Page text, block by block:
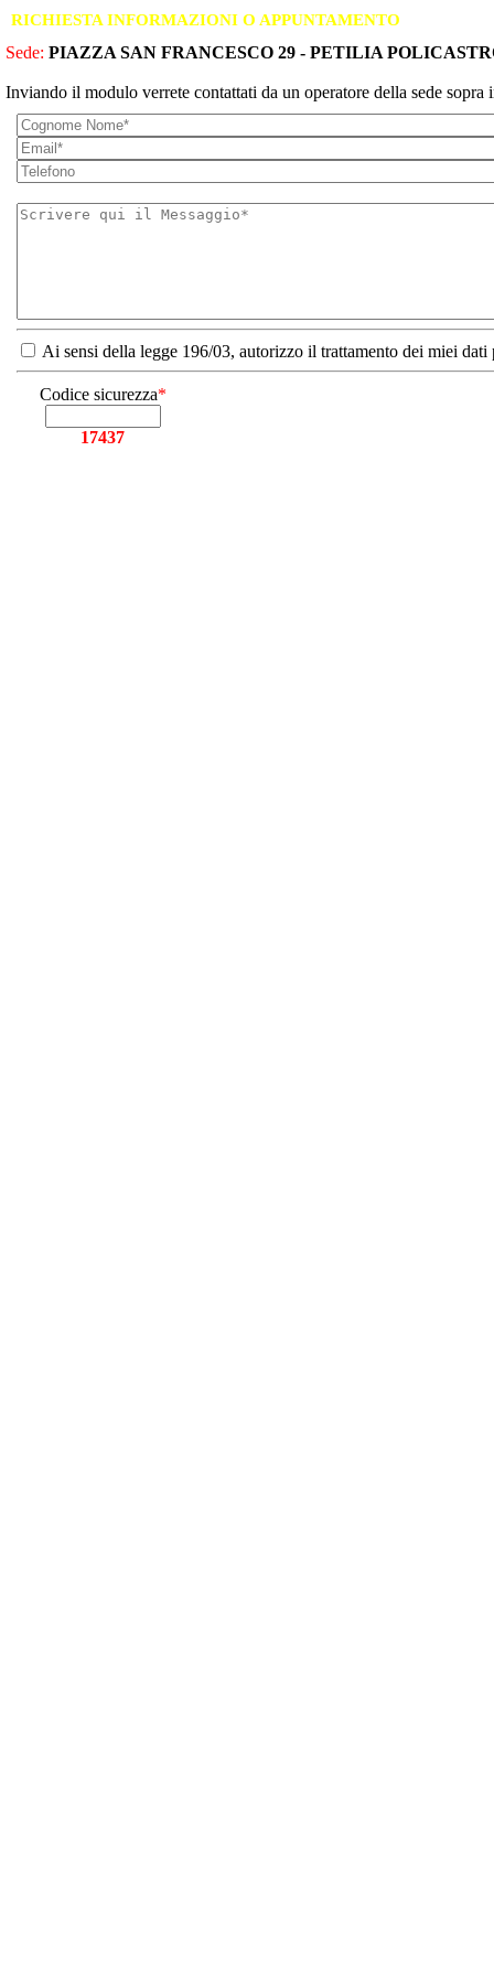
RICHIESTA INFORMAZIONI O APPUNTAMENTO
Sede: PIAZZA SAN FRANCESCO 29 - PETILIA
Inviando il modulo verrete contattati da un operatore della sede sopra
Ai sensi della legge 196/03, autorizzo il trattamento dei miei
Codice sicurezza*
17437